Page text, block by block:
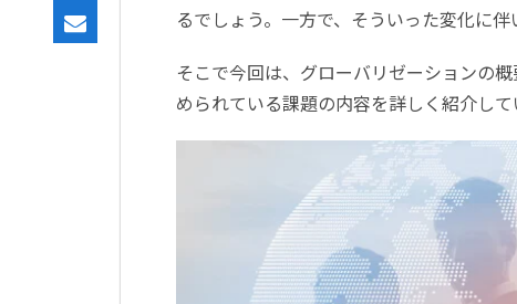
るでしょう。一方で、そういった変化に
そこで今回は、グローバリゼーションの
められている課題の内容を詳しく紹介して